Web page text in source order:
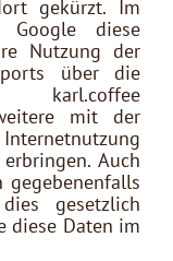
gekürzt. Im
diese
Nutzung der
über die
karl.coffee
mit der
Auch
gesetzlich
diese Daten im